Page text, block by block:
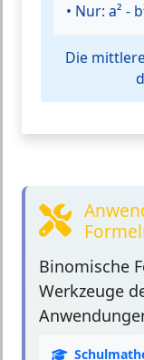
• Nur: a² -
Die
Binomische
Werkzeuge